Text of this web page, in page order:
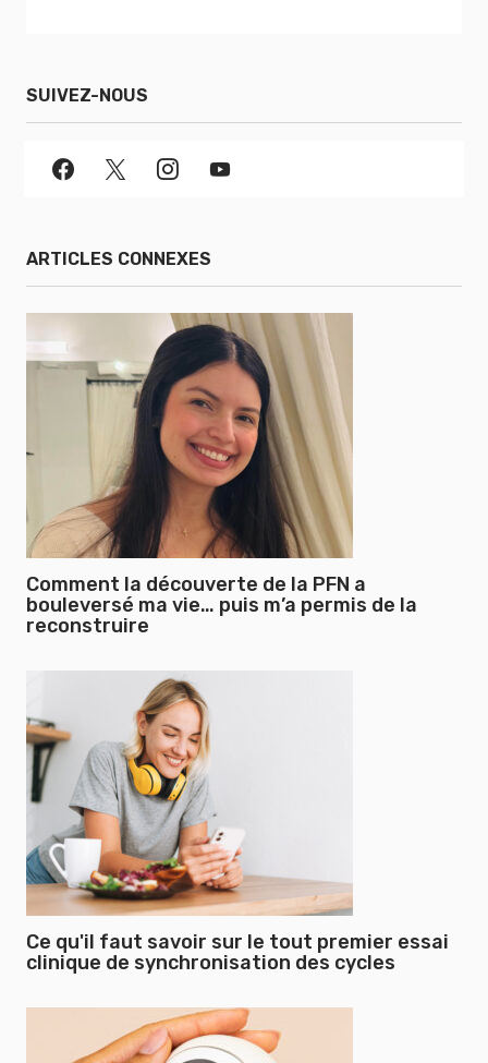
SUIVEZ-NOUS
ARTICLES CONNEXES
Comment la découverte de la PFN a
bouleversé ma vie… puis m’a permis de la
reconstruire
Ce qu'il faut savoir sur le tout premier essai
clinique de synchronisation des cycles